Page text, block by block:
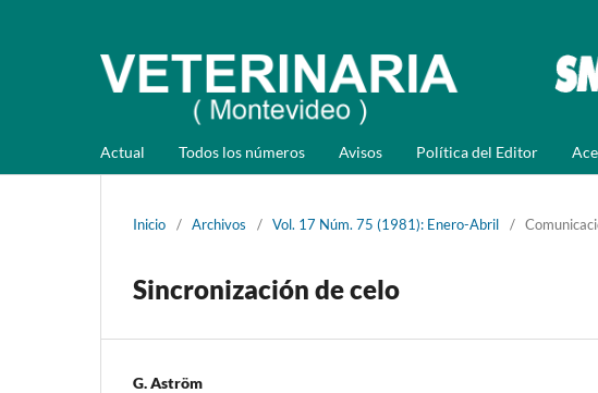
Actual Todos los números Avisos Política del Editor
Inicio / Archivos / Vol. 17 Núm. 75 (1981): Enero-Abril /
Sincronización de celo
G. Aström